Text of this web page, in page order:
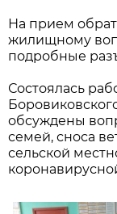
На прием
жилищному
подробные
Состоялась
обсуждены
семей, сноса
сельской